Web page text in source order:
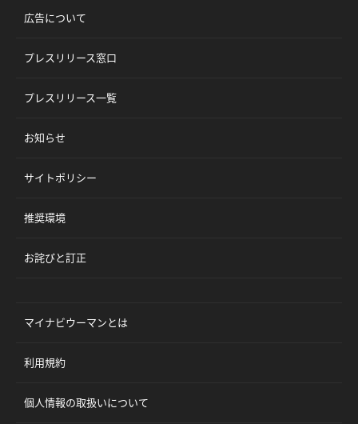
広告について
プレスリリース窓口
プレスリリース一覧
お知らせ
サイトポリシー
推奨環境
お詫びと訂正
マイナビウーマンとは
利用規約
個人情報の取扱いについて